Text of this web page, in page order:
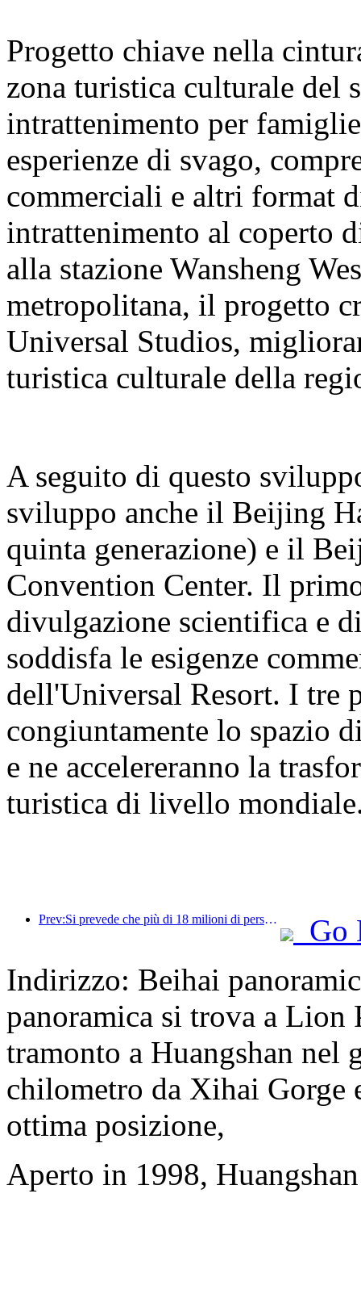
Progetto chiave nella
zona turistica culturale del
intrattenimento per
esperienze di svago,
commerciali e altri format
intrattenimento al coperto
alla stazione Wansheng
metropolitana, il progetto
Universal Studios,
turistica culturale della
A seguito di questo
sviluppo anche il Beijing
quinta generazione) e il
Convention Center. Il
divulgazione scientifica e
soddisfa le esigenze
dell'Universal Resort. I tre
congiuntamente lo spazio
e ne accelereranno la
turistica di livello
Prev:Si prevede che più di 18 milioni di persone entreranno e usciranno dal Paese durante i 9 giorni di festività della Festa di Primavera.
Go
Indirizzo: Beihai
panoramica si trova a Lion
tramonto a Huangshan
chilometro da Xihai Gorge
ottima posizione,
Aperto in 1998,